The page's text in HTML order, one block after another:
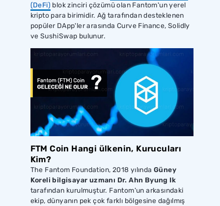
(DeFi) blok zinciri çözümü olan Fantom'un yerel
kripto para birimidir. Ağ tarafından desteklenen
popüler DApp'ler arasında Curve Finance, Solidly
ve SushiSwap bulunur.
FTM Coin Hangi ülkenin, Kurucuları
Kim?
The Fantom Foundation, 2018 yılında Güney
Koreli bilgisayar uzmanı Dr. Ahn Byung Ik
tarafından kurulmuştur. Fantom'un arkasındaki
ekip, dünyanın pek çok farklı bölgesine dağılmış